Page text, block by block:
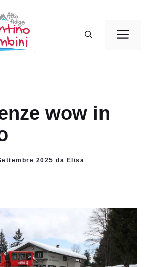
wow in
2025 da Elisa